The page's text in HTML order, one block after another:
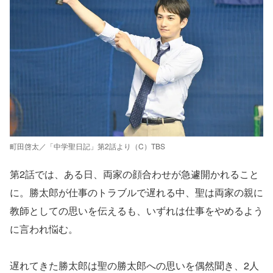
町田啓太／「中学聖日記」第2話より（C）TBS
第2話では、ある日、両家の顔合わせが急遽開かれること
に。勝太郎が仕事のトラブルで遅れる中、聖は両家の親に
教師としての思いを伝えるも、いずれは仕事をやめるよう
に言われ悩む。
遅れてきた勝太郎は聖の勝太郎への思いを偶然聞き、2人